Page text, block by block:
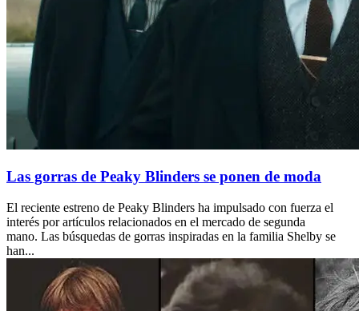
Las gorras de Peaky Blinders se ponen de moda
El reciente estreno de Peaky Blinders ha impulsado con fuerza el
interés por artículos relacionados en el mercado de segunda
mano. Las búsquedas de gorras inspiradas en la familia Shelby se
han...